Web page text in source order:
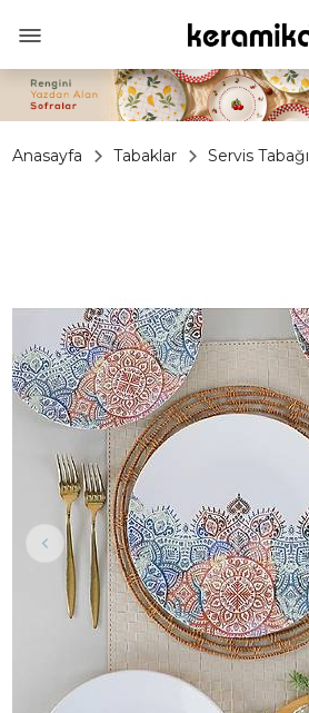
Anasayfa Tabaklar Servis Tabağı